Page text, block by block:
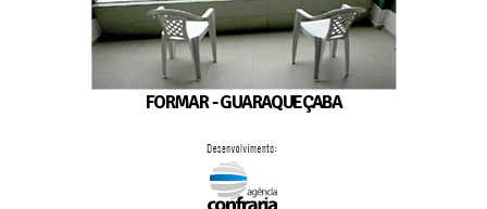
FORMAR - GUARAQUEÇABA